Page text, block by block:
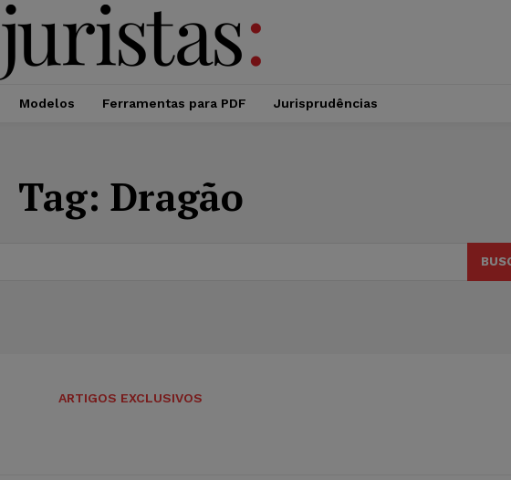
Modelos Ferramentas para PDF Jurisprudências
Tag: Dragão
ARTIGOS EXCLUSIVOS